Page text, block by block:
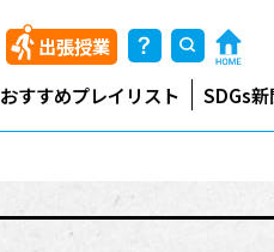
出張授業
おすすめプレイリスト
SDGs